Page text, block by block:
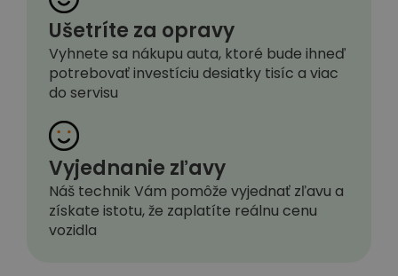
Ušetríte za opravy
Vyhnete sa nákupu auta, ktoré bude ihneď
potrebovať investíciu desiatky tisíc a viac
do servisu
Vyjednanie zľavy
Náš technik Vám pomôže vyjednať zľavu a
získate istotu, že zaplatíte reálnu cenu
vozidla